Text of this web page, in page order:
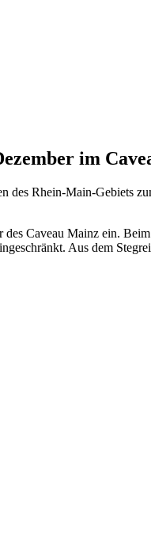
im
Rhein-Main-Gebiets
Caveau Mainz ein.
Aus dem